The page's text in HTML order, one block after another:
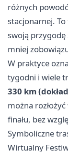
różnych
stacjonarnej.
swoją
mniej
W praktyce
tygodni i wiele
330 km
można
finału, bez
Symboliczne
Wirtualny